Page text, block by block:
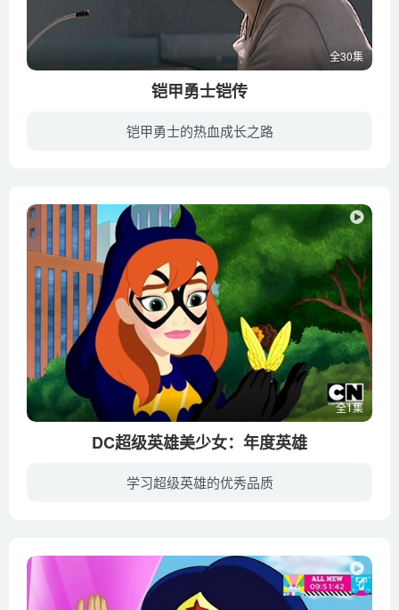
全30集
铠甲勇士铠传
铠甲勇士的热血成长之路
全1集
DC超级英雄美少女：年度英雄
学习超级英雄的优秀品质